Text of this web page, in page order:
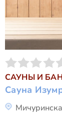
САУНЫ И
Сауна